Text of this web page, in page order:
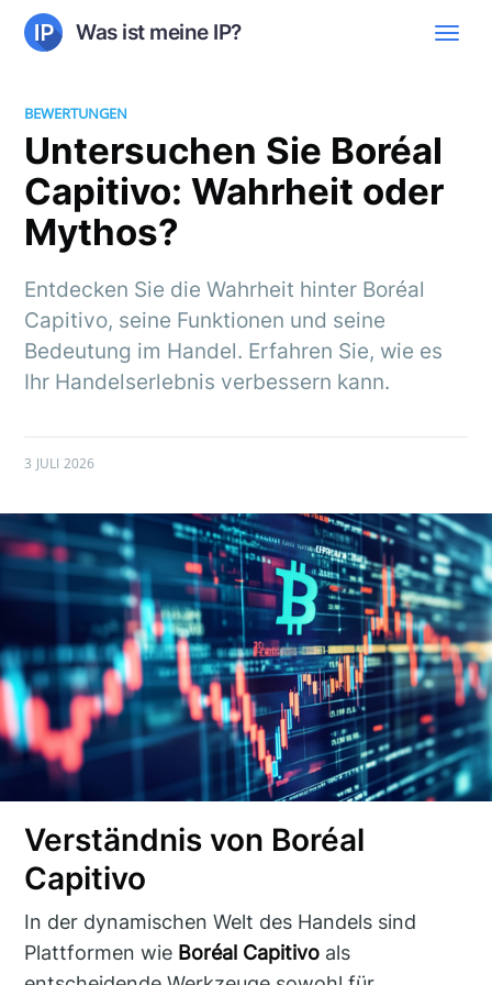
Was ist meine IP?
BEWERTUNGEN
Untersuchen Sie Boréal
Capitivo: Wahrheit oder
Mythos?
Entdecken Sie die Wahrheit hinter Boréal
Capitivo, seine Funktionen und seine
Bedeutung im Handel. Erfahren Sie, wie es
Ihr Handelserlebnis verbessern kann.
3 JULI 2026
Verständnis von Boréal
Capitivo
In der dynamischen Welt des Handels sind
Plattformen wie Boréal Capitivo als